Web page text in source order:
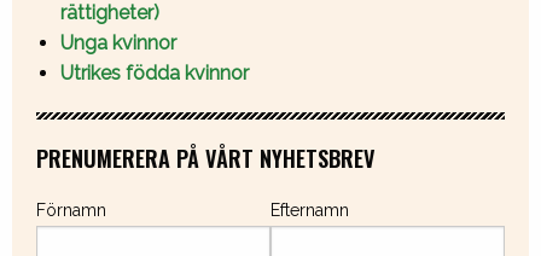
rättigheter)
Unga kvinnor
Utrikes födda kvinnor
PRENUMERERA PÅ VÅRT NYHETSBREV
Förnamn Efternamn